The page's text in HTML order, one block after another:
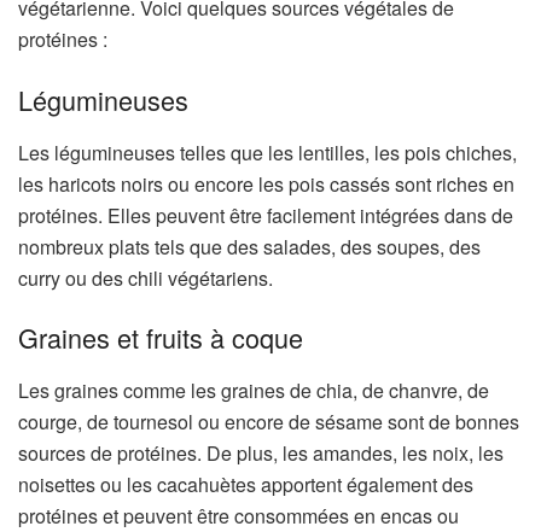
végétarienne. Voici quelques sources végétales de
protéines :
Légumineuses
Les légumineuses telles que les lentilles, les pois chiches,
les haricots noirs ou encore les pois cassés sont riches en
protéines. Elles peuvent être facilement intégrées dans de
nombreux plats tels que des salades, des soupes, des
curry ou des chili végétariens.
Graines et fruits à coque
Les graines comme les graines de chia, de chanvre, de
courge, de tournesol ou encore de sésame sont de bonnes
sources de protéines. De plus, les amandes, les noix, les
noisettes ou les cacahuètes apportent également des
protéines et peuvent être consommées en encas ou